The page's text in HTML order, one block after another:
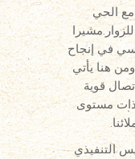
مع الحي
في إنجاح
هنا يأتي
قوية
ذات مستوى
التنفيذي